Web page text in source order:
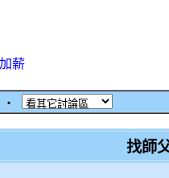
薪
‧
找師